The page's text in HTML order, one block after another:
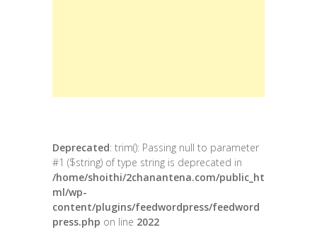
Deprecated: trim(): Passing null to parameter
#1 ($string) of type string is deprecated in
/home/shoithi/2chanantena.com/public_ht
ml/wp-
content/plugins/feedwordpress/feedword
press.php on line 2022